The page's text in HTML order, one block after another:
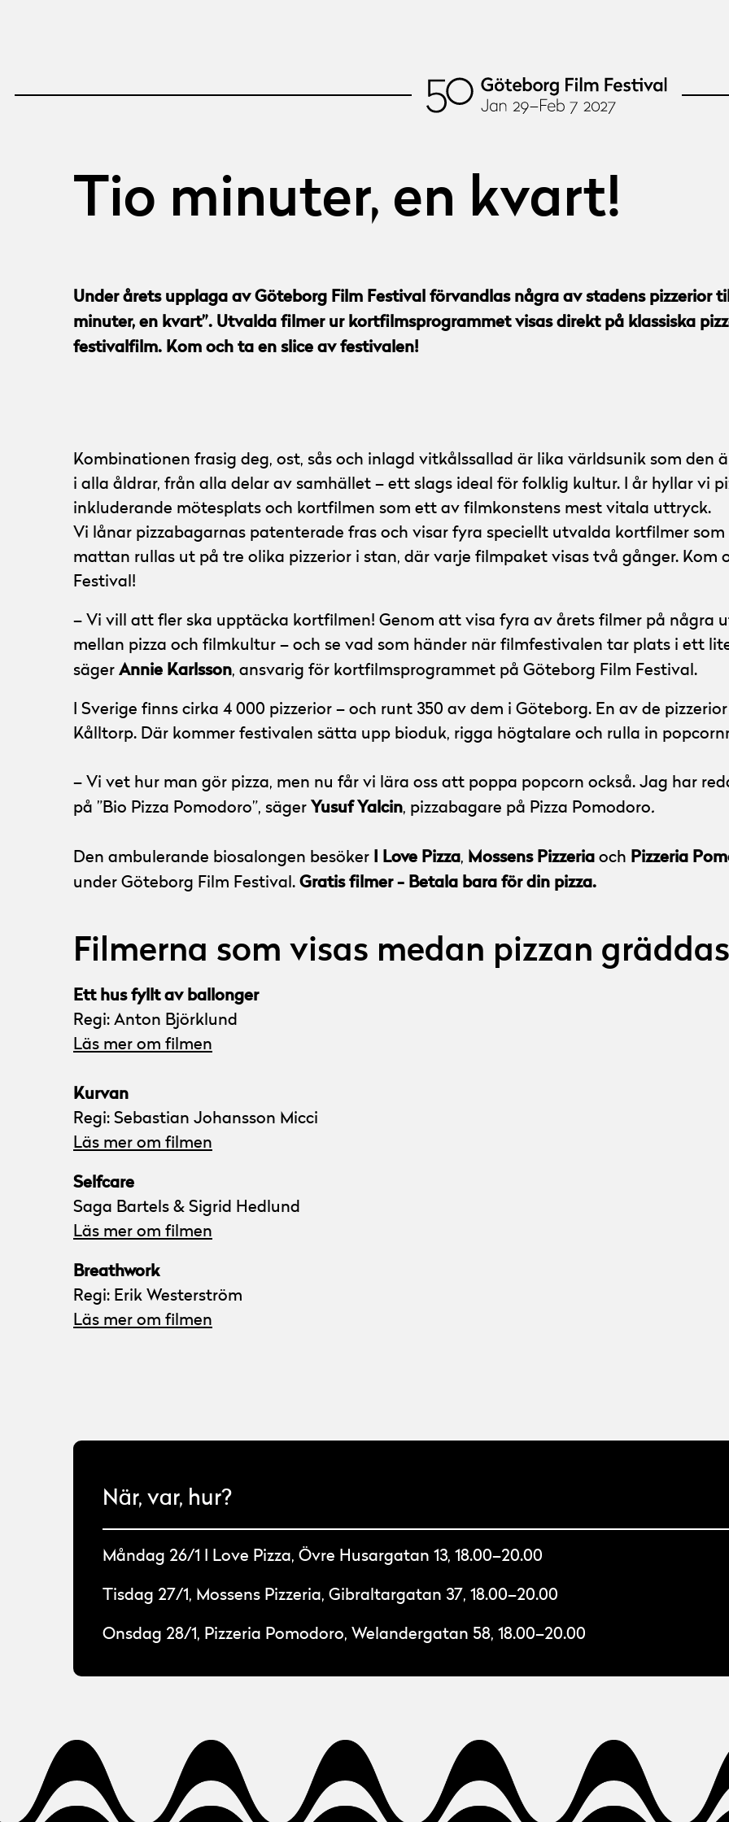
Tio minuter, en kvart!
Under årets upplaga av Göteborg Film Festival förvandlas några av stadens pizzerior
minuter, en kvart”. Utvalda filmer ur kortfilmsprogrammet visas direkt på klassiska
festivalfilm. Kom och ta en slice av festivalen!
Kombinationen frasig deg, ost, sås och inlagd vitkålssallad är lika världsunik som den
i alla åldrar, från alla delar av samhället – ett slags ideal för folklig kultur. I år hyllar vi
inkluderande mötesplats och kortfilmen som ett av filmkonstens mest vitala uttryck.
Vi lånar pizzabagarnas patenterade fras och visar fyra speciellt utvalda kortfilmer som
mattan rullas ut på tre olika pizzerior i stan, där varje filmpaket visas två gånger. Kom
Festival!
– Vi vill att fler ska upptäcka kortfilmen! Genom att visa fyra av årets filmer på några
mellan pizza och filmkultur – och se vad som händer när filmfestivalen tar plats i ett
säger Annie Karlsson, ansvarig för kortfilmsprogrammet på Göteborg Film Festival.
I Sverige finns cirka 4 000 pizzerior – och runt 350 av dem i Göteborg. En av de
Kålltorp. Där kommer festivalen sätta upp bioduk, rigga högtalare och rulla in
– Vi vet hur man gör pizza, men nu får vi lära oss att poppa popcorn också. Jag har
på ”Bio Pizza Pomodoro”, säger Yusuf Yalcin, pizzabagare på Pizza Pomodoro.
Den ambulerande biosalongen besöker I Love Pizza, Mossens Pizzeria och Pizzeria
under Göteborg Film Festival. Gratis filmer - Betala bara för din pizza.
Filmerna som visas medan pizzan gräddas
Ett hus fyllt av ballonger
Regi: Anton Björklund
Läs mer om filmen
Kurvan
Regi: Sebastian Johansson Micci
Läs mer om filmen
Selfcare
Saga Bartels & Sigrid Hedlund
Läs mer om filmen
Breathwork
Regi: Erik Westerström
Läs mer om filmen
När, var, hur?
Måndag 26/1 I Love Pizza, Övre Husargatan 13, 18.00–20.00
Tisdag 27/1, Mossens Pizzeria, Gibraltargatan 37, 18.00–20.00
Onsdag 28/1, Pizzeria Pomodoro, Welandergatan 58, 18.00–20.00